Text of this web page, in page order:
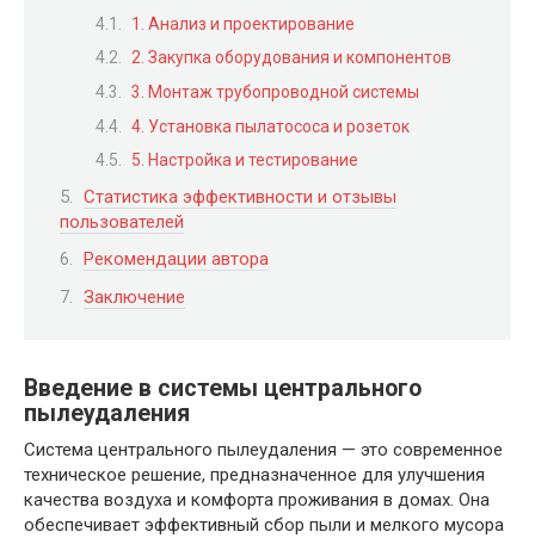
1. Анализ и проектирование
2. Закупка оборудования и компонентов
3. Монтаж трубопроводной системы
4. Установка пылатососа и розеток
5. Настройка и тестирование
Статистика эффективности и отзывы
пользователей
Рекомендации автора
Заключение
Введение в системы центрального
пылеудаления
Система центрального пылеудаления — это современное
техническое решение, предназначенное для улучшения
качества воздуха и комфорта проживания в домах. Она
обеспечивает эффективный сбор пыли и мелкого мусора